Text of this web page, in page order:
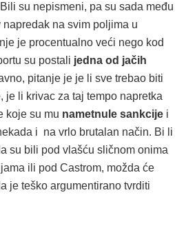
su nepismeni, pa su sada među
na svim poljima u
je procentualno veći nego kod
su postali jedna od jačih
pitanje je je li sve trebao biti
je li krivac za taj tempo napretka
koje su mu nametnule sankcije i
i na vrlo brutalan način. Bi li
su bili pod vlašću sličnom onima
ili pod Castrom, možda će
je teško argumentirano tvrditi